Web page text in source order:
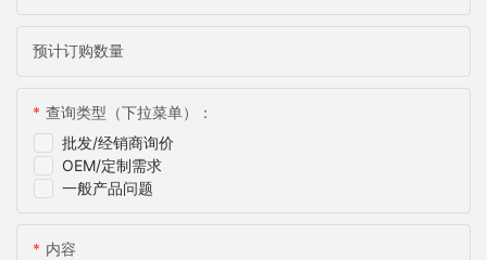
预计订购数量
批发/经销商询价
OEM/定制需求
一般产品问题
查询类型（下拉菜单）：
内容